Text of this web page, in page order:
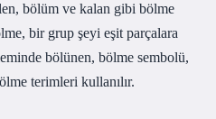
bölüm ve kalan gibi bölme
bir grup şeyi eşit parçalara
bölünen, bölme sembolü,
terimleri kullanılır.